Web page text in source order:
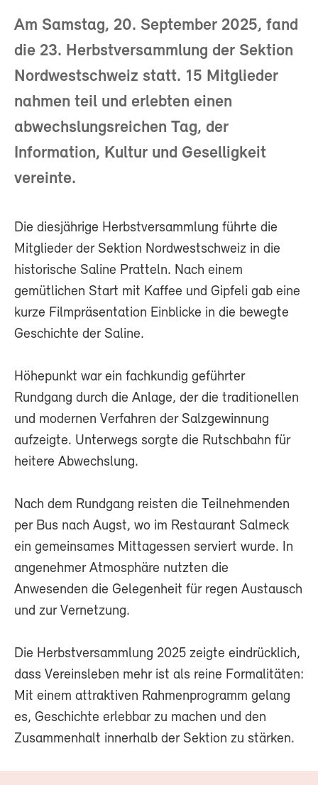
Am Samstag, 20. September 2025, fand
die 23. Herbstversammlung der Sektion
Nordwestschweiz statt. 15 Mitglieder
nahmen teil und erlebten einen
abwechslungsreichen Tag, der
Information, Kultur und Geselligkeit
vereinte.
Die diesjährige Herbstversammlung führte die
Mitglieder der Sektion Nordwestschweiz in die
historische Saline Pratteln. Nach einem
gemütlichen Start mit Kaffee und Gipfeli gab eine
kurze Filmpräsentation Einblicke in die bewegte
Geschichte der Saline.
Höhepunkt war ein fachkundig geführter
Rundgang durch die Anlage, der die traditionellen
und modernen Verfahren der Salzgewinnung
aufzeigte. Unterwegs sorgte die Rutschbahn für
heitere Abwechslung.
Nach dem Rundgang reisten die Teilnehmenden
per Bus nach Augst, wo im Restaurant Salmeck
ein gemeinsames Mittagessen serviert wurde. In
angenehmer Atmosphäre nutzten die
Anwesenden die Gelegenheit für regen Austausch
und zur Vernetzung.
Die Herbstversammlung 2025 zeigte eindrücklich,
dass Vereinsleben mehr ist als reine Formalitäten:
Mit einem attraktiven Rahmenprogramm gelang
es, Geschichte erlebbar zu machen und den
Zusammenhalt innerhalb der Sektion zu stärken.